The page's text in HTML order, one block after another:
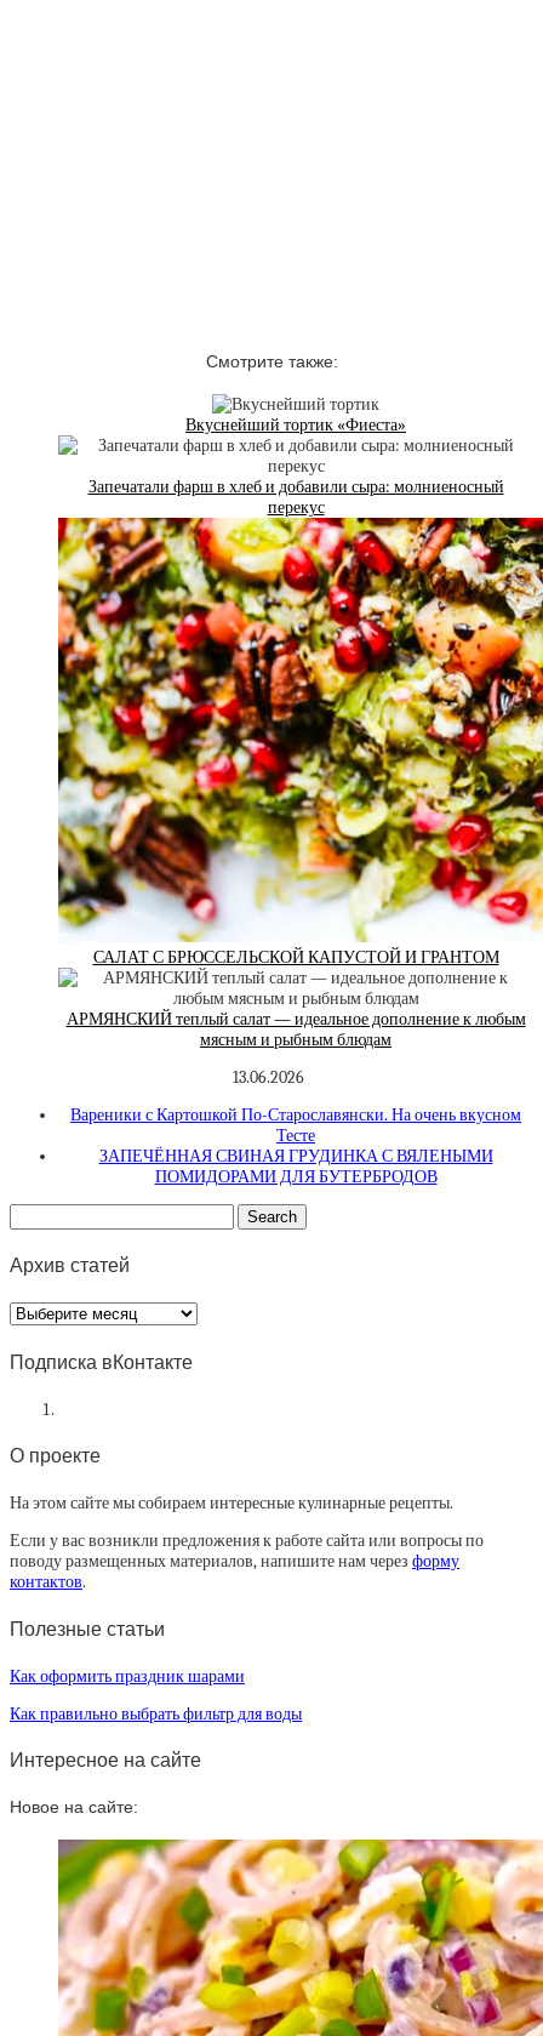
Смотрите также:
Вкуснейший тортик «Фиеста»
Запечатали фарш в хлеб и добавили сыра: молниеносный
перекус
САЛАТ С БРЮССЕЛЬСКОЙ КАПУСТОЙ И ГРАНТОМ
АРМЯНСКИЙ теплый салат — идеальное дополнение к любым
мясным и рыбным блюдам
13.06.2026
Вареники с Картошкой По-Старославянски. На очень вкусном
Тесте
ЗАПЕЧЁННАЯ СВИНАЯ ГРУДИНКА С ВЯЛЕНЫМИ
ПОМИДОРАМИ ДЛЯ БУТЕРБРОДОВ
Архив статей
Архив
статей
Подписка вКонтакте
О проекте
На этом сайте мы собираем интересные кулинарные рецепты.
Если у вас возникли предложения к работе сайта или вопросы по
поводу размещенных материалов, напишите нам через форму
контактов.
Полезные статьи
Как оформить праздник шарами
Как правильно выбрать фильтр для воды
Интересное на сайте
Новое на сайте: